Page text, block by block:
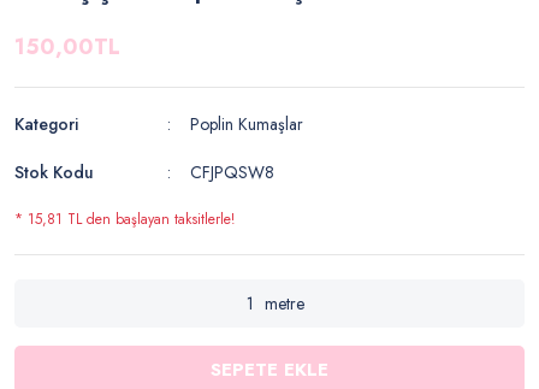
150,00TL
Kategori
Poplin Kumaşlar
Stok Kodu
CFJPQSW8
* 15,81 TL den başlayan taksitlerle!
metre
SEPETE EKLE